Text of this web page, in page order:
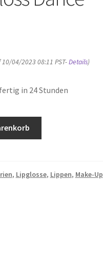
04/2023 08:11 PST-Details)
in 24 Stunden
, Lipglosse, Lippen, Make-Up